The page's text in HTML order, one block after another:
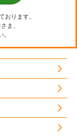
おります。
ま、